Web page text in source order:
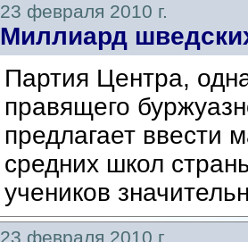
23 февраля 2010 г.
Миллиард
Партия Центра,
правящего
предлагает ввести
средних школ
учеников
23 февраля 2010 г.